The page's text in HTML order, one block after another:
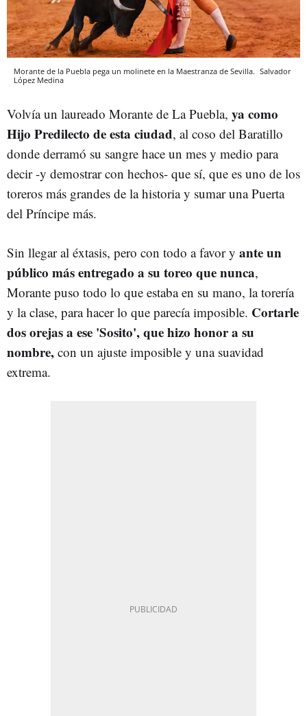
Morante de la Puebla pega un molinete en la Maestranza de Sevilla. Salvador
López Medina
Volvía un laureado Morante de La Puebla, ya como
Hijo Predilecto de esta ciudad, al coso del Baratillo
donde derramó su sangre hace un mes y medio para
decir -y demostrar con hechos- que sí, que es uno de los
toreros más grandes de la historia y sumar una Puerta
del Príncipe más.
Sin llegar al éxtasis, pero con todo a favor y ante un
público más entregado a su toreo que nunca,
Morante puso todo lo que estaba en su mano, la torería
y la clase, para hacer lo que parecía imposible. Cortarle
dos orejas a ese 'Sosito', que hizo honor a su
nombre, con un ajuste imposible y una suavidad
extrema.